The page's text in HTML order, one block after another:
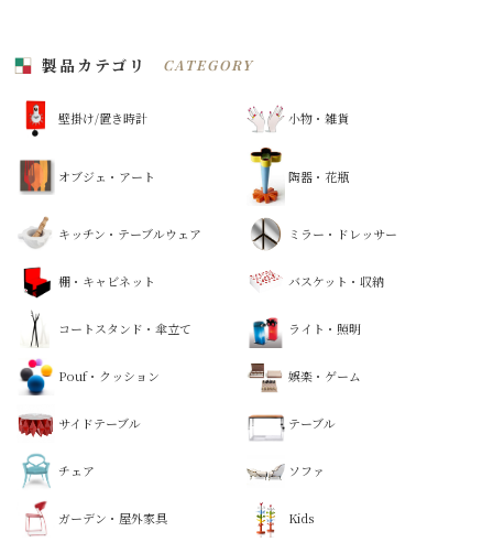
製品カテゴリ CATEGORY
壁掛け/置き時計 小物・雑貨
オブジェ・アート 陶器・花瓶
キッチン・テーブルウェア ミラー・ドレッサー
棚・キャビネット バスケット・収納
コートスタンド・傘立て ライト・照明
Pouf・クッション 娯楽・ゲーム
サイドテーブル テーブル
チェア ソファ
ガーデン・屋外家具 Kids